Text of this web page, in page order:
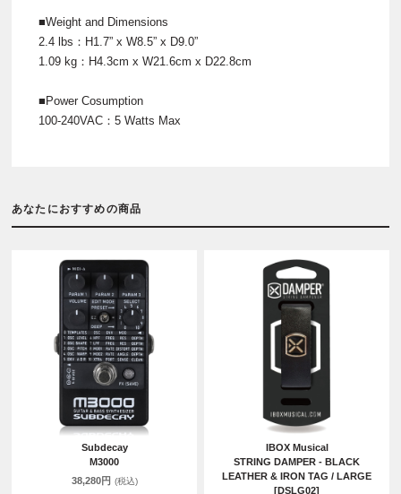
■Weight and Dimensions
2.4 lbs：H1.7” x W8.5” x D9.0”
1.09 kg：H4.3cm x W21.6cm x D22.8cm
■Power Cosumption
100-240VAC：5 Watts Max
あなたにおすすめの商品
Subdecay
M3000
38,280円 (税込)
IBOX Musical
STRING DAMPER - BLACK
LEATHER & IRON TAG / LARGE
[DSLG02]